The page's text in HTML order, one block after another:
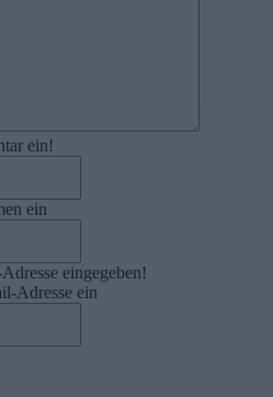
ein!
ein
eingegeben!
Adresse ein